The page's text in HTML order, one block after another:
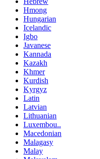
Hmong
Hungarian
Icelandic
Igbo
Javanese
Kannada
Kazakh
Khmer
Kurdish
Kyrgyz
Latin
Latvian
Lithuanian
Luxembou..
Macedonian
Malagasy
Malay